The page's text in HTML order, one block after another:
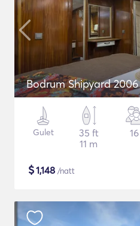
Bodrum Shipyard 2006
Gulet
35 ft
11 m
16
$1,148 /natt